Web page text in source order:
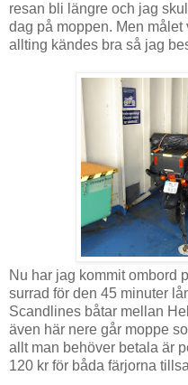
resan bli längre och jag
dag på moppen. Men målet
allting kändes bra så jag
Nu har jag kommit ombord
surrad för den 45 minuter
Scandlines båtar mellan
även här nere går moppe
allt man behöver betala är
120 kr för båda färjorna